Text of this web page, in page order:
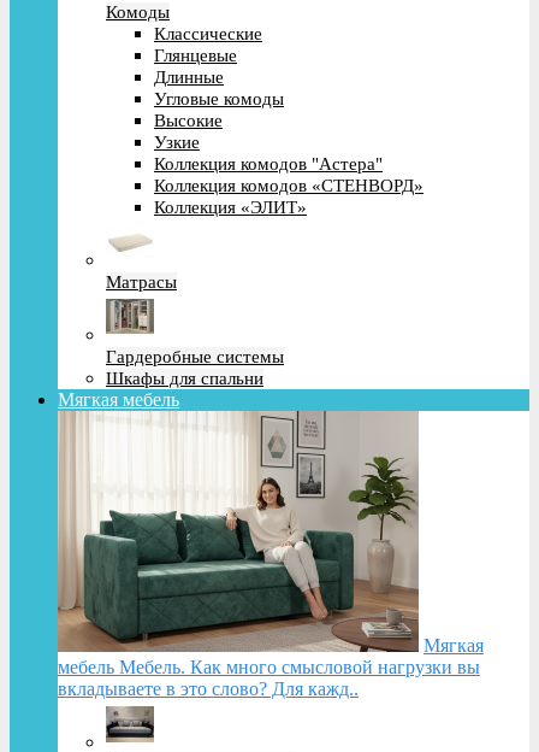
Комоды
Классические
Глянцевые
Длинные
Угловые комоды
Высокие
Узкие
Коллекция комодов "Астера"
Коллекция комодов «СТЕНВОРД»
Коллекция «ЭЛИТ»
Матрасы
Гардеробные системы
Шкафы для спальни
Мягкая мебель
Мягкая
мебель Мебель. Как много смысловой нагрузки вы
вкладываете в это слово? Для кажд..